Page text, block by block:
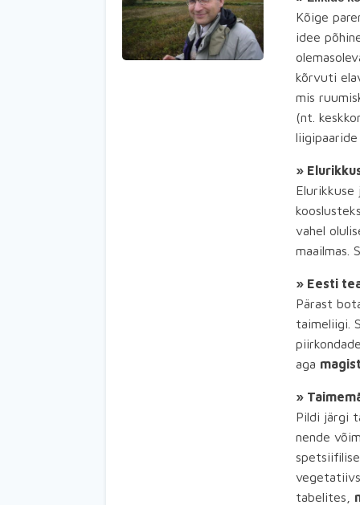
Kõige
idee
kõrvuti
mis
(nt.
»
Elurikkuse
vahel
maailmas.
» Eesti
Pärast
taimeliigi.
aga
»
Pildi järgi
nende
tabelites,